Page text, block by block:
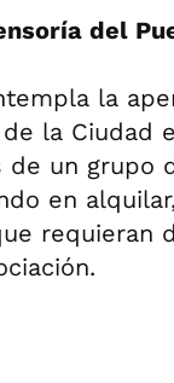
del
la
la Ciudad
un grupo
en
requieran